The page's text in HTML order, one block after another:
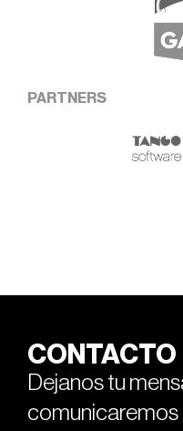
PARTNERS
CONTACTO
Dejanos tu
comunicaremos